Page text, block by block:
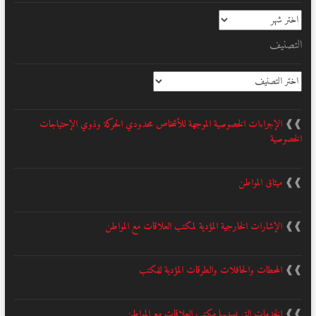
الأرشيف
التصنيف
التصنيف
❱❱ الإجراءات الخصوصية الموجهة للأشخاص محدودي الحركة وذوي الإحتياجات
الخصوصية
❱❱ ميثاق المواطن
❱❱ الإشارات الخارجية المؤدية لمكتب العلاقات مع المواطن
❱❱ المحطات والحافلات والطرقات المؤدية للمكتب